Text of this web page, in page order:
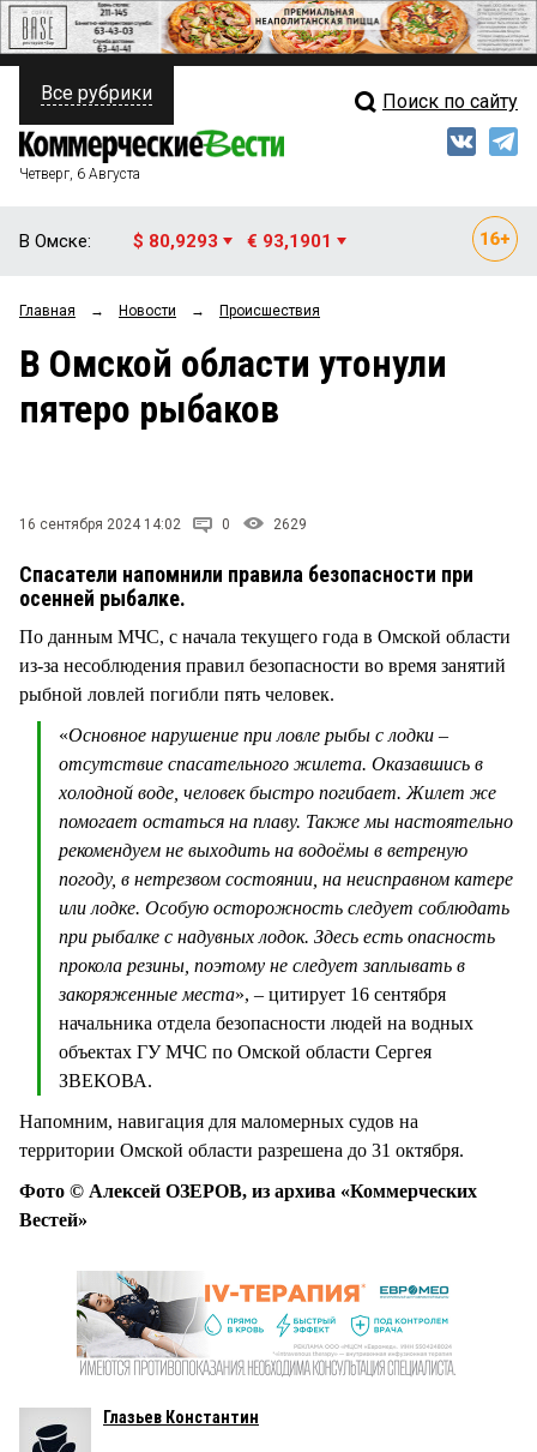
ПОЛИТИКА
ФИНАНСЫ
ОБЩЕСТВО
ЗАКОН
НОВОСТИ КОМПАНИЙ
СТИЛЬ ЖИЗНИ
Свежий выпуск
Мнения
Рейтинги
Все рубрики Поиск по сайту
Четверг, 6 Августа
В Омске: $ 80,9293 € 93,1901
Главная → Новости → Происшествия
В Омской области утонули
пятеро рыбаков
16 сентября 2024 14:02 0 2629
Спасатели напомнили правила безопасности при
осенней рыбалке.
По данным МЧС, с начала текущего года в Омской области
из-за несоблюдения правил безопасности во время занятий
рыбной ловлей погибли пять человек.
«Основное нарушение при ловле рыбы с лодки –
отсутствие спасательного жилета. Оказавшись в
холодной воде, человек быстро погибает. Жилет же
помогает остаться на плаву. Также мы настоятельно
рекомендуем не выходить на водоёмы в ветреную
погоду, в нетрезвом состоянии, на неисправном катере
или лодке. Особую осторожность следует соблюдать
при рыбалке с надувных лодок. Здесь есть опасность
прокола резины, поэтому не следует заплывать в
закоряженные места», – цитирует 16 сентября
начальника отдела безопасности людей на водных
объектах ГУ МЧС по Омской области Сергея
ЗВЕКОВА.
Напомним, навигация для маломерных судов на
территории Омской области разрешена до 31 октября.
Фото © Алексей ОЗЕРОВ, из архива «Коммерческих
Вестей»
Глазьев Константин